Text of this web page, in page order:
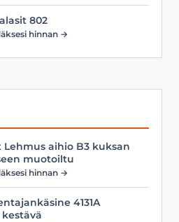
802
hinnan →
Lehmus aihio B3 kuksan
muotoiltu
hinnan →
4131A